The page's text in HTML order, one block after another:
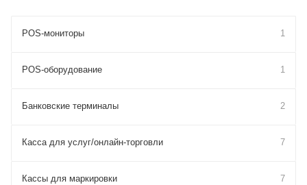
POS-мониторы 1
POS-оборудование 1
Банковские терминалы 2
Касса для услуг/онлайн-торговли 7
Кассы для маркировки 7